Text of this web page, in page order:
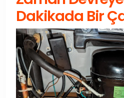
Dakikada Bir